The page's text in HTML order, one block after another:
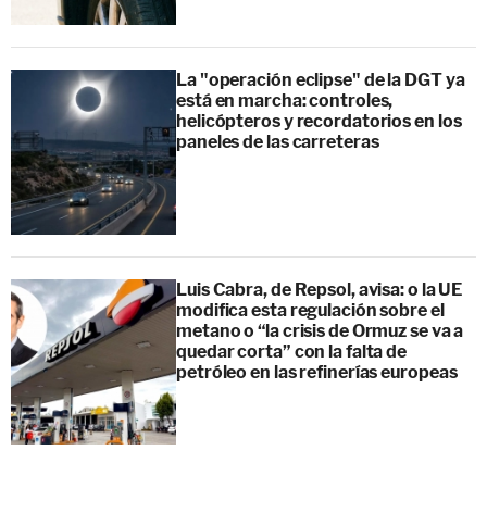
La "operación eclipse" de la DGT ya
está en marcha: controles,
helicópteros y recordatorios en los
paneles de las carreteras
Luis Cabra, de Repsol, avisa: o la UE
modifica esta regulación sobre el
metano o “la crisis de Ormuz se va a
quedar corta” con la falta de
petróleo en las refinerías europeas